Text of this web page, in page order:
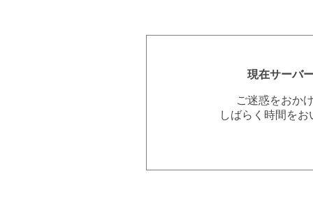
現在サーバ
ご迷惑をおか
しばらく時間を